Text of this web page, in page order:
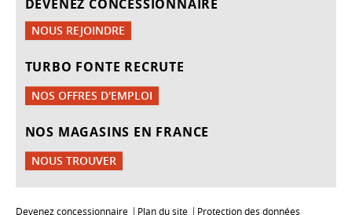
DEVENEZ CONCESSIONNAIRE
NOUS REJOINDRE
TURBO FONTE RECRUTE
NOS OFFRES D'EMPLOI
NOS MAGASINS EN FRANCE
NOUS TROUVER
Devenez concessionnaire Plan du site Protection des données